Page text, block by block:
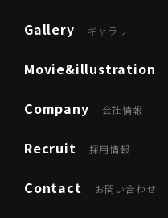
Gallery ギャラリー
Movie&illustration
Company 会社情報
Recruit 採用情報
Contact お問い合わせ